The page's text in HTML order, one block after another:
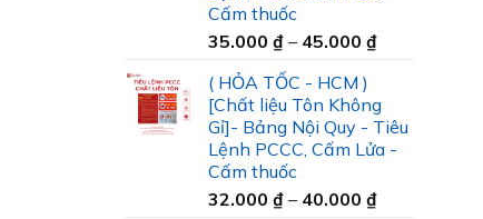
Cấm thuốc
35.000 ₫ – 45.000 ₫Khoảng
35.000 ₫
đến
45.000 ₫
( HỎA TỐC - HCM )
[Chất liệu Tôn Không
Gỉ]- Bảng Nội Quy - Tiêu
Lệnh PCCC, Cấm Lửa -
Cấm thuốc
32.000 ₫ – 40.000 ₫Khoảng